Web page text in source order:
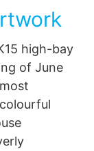
high-bay
of June